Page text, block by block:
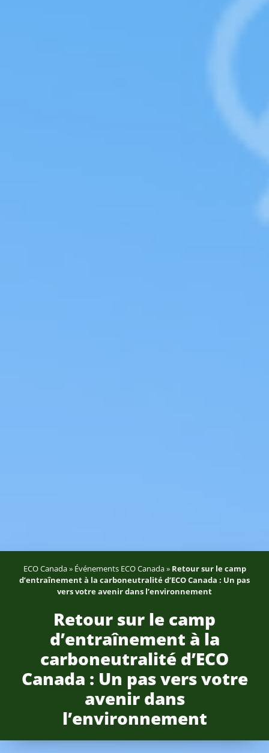
ECO Canada» Événements ECO Canada» Retour sur le camp
d’entraînement à la carboneutralité d’ECO Canada : Un pas
vers votre avenir dans l’environnement
Retour sur le camp
d’entraînement à la
carboneutralité d’ECO
Canada : Un pas vers votre
avenir dans
l’environnement